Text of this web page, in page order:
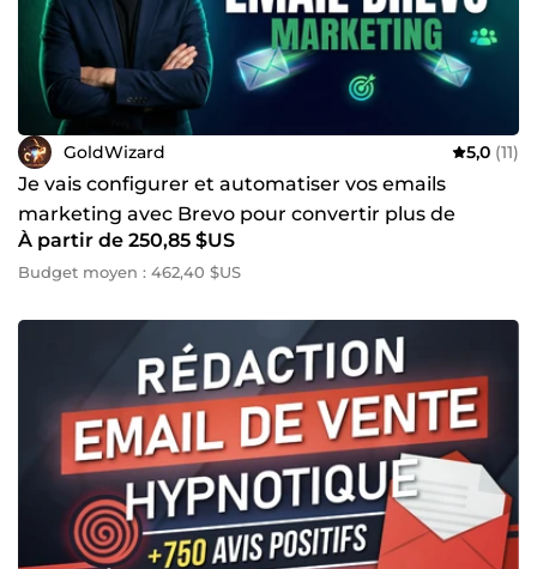
GoldWizard 5,0 (11)
Je vais configurer et automatiser vos emails
marketing avec Brevo pour convertir plus de
clients
À partir de 250,85 $US
Budget moyen : 462,40 $US